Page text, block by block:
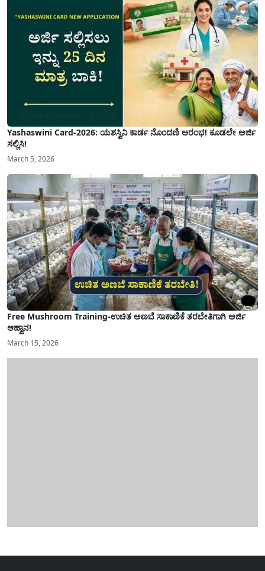
Yashaswini Card-2026: ಯಶಸ್ವಿನಿ ಕಾರ್ಡ ನೊಂದಣಿ ಆರಂಭ! ಕೂಡಲೇ ಅರ್ಜಿ
ಸಲ್ಲಿಸಿ!
March 5, 2026
Free Mushroom Training-ಉಚಿತ ಅಣಬೆ ಸಾಕಾಣಿಕೆ ತರಬೇತಿಗಾಗಿ ಅರ್ಜಿ
ಆಹ್ವಾನ!
March 15, 2026